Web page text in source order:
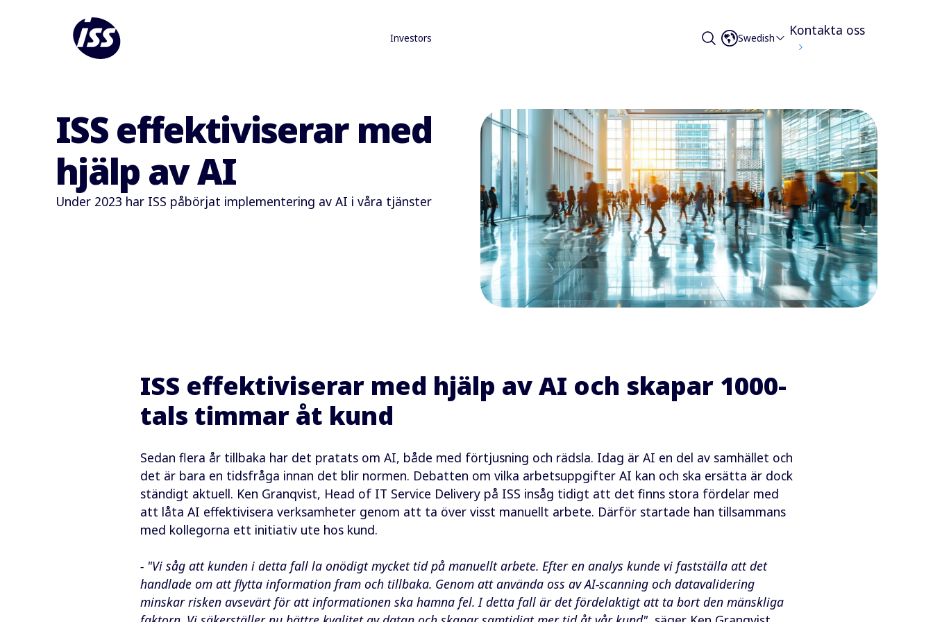
Investors Swedish Kontakta oss
ISS effektiviserar med
hjälp av AI
Under 2023 har ISS påbörjat implementering av AI i våra tjänster
ISS effektiviserar med hjälp av AI och skapar 1000-
tals timmar åt kund
Sedan flera år tillbaka har det pratats om AI, både med förtjusning och rädsla. Idag är AI en del av samhället och
det är bara en tidsfråga innan det blir normen. Debatten om vilka arbetsuppgifter AI kan och ska ersätta är dock
ständigt aktuell. Ken Granqvist, Head of IT Service Delivery på ISS insåg tidigt att det finns stora fördelar med
att låta AI effektivisera verksamheter genom att ta över visst manuellt arbete. Därför startade han tillsammans
med kollegorna ett initiativ ute hos kund.
- "Vi såg att kunden i detta fall la onödigt mycket tid på manuellt arbete. Efter en analys kunde vi fastställa att det
handlade om att flytta information fram och tillbaka. Genom att använda oss av AI-scanning och datavalidering
minskar risken avsevärt för att informationen ska hamna fel. I detta fall är det fördelaktigt att ta bort den mänskliga